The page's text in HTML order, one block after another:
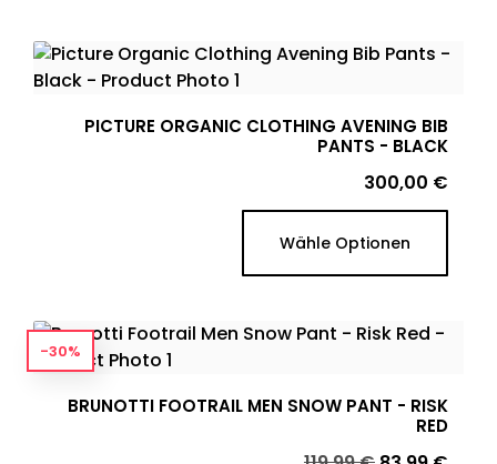
PICTURE ORGANIC CLOTHING AVENING BIB
PANTS - BLACK
Preis
300,00 €
Wähle Optionen
BRUNOTTI FOOTRAIL MEN SNOW PANT - RISK
RED
-30%